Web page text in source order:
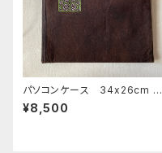
パソコンケース 34x26cm 泥
染め緑刺繍 シピボ族の泥染め
クラッチバッグ11
¥8,500